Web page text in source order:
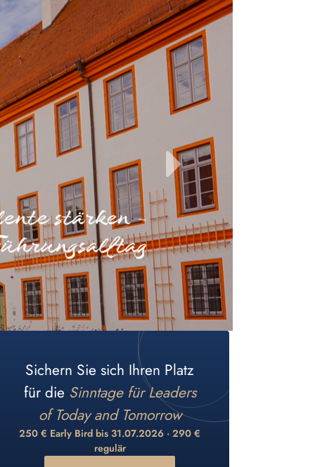
weiter
Sichern Sie sich Ihren Platz
für die Sinntage für Leaders
of Today and Tomorrow
250 € Early Bird bis 31.07.2026 · 290 €
regulär